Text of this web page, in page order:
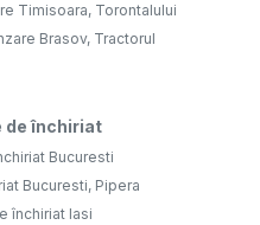
Timisoara, Torontalului
Brasov, Tractorul
de închiriat
Bucuresti
Bucuresti, Pipera
închiriat Iasi